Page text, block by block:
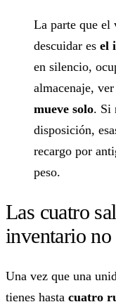
La parte que el
descuidar es el
en silencio,
almacenaje,
mueve solo. Si
disposición,
recargo por
peso.
Las cuatro
inventario no
Una vez que una
tienes hasta cuatro